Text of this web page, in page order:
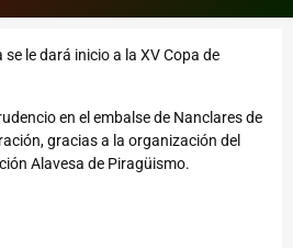
le dará inicio a la XV Copa de
en el embalse de Nanclares de
gracias a la organización del
Alavesa de Piragüismo.